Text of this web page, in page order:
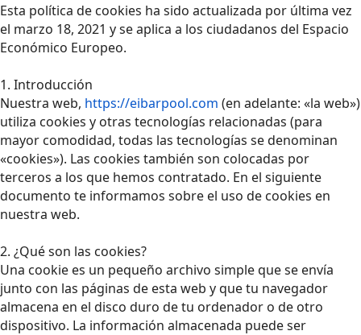
Esta política de cookies ha sido actualizada por última vez
el marzo 18, 2021 y se aplica a los ciudadanos del Espacio
Económico Europeo.
1. Introducción
Nuestra web, https://eibarpool.com (en adelante: «la web»)
utiliza cookies y otras tecnologías relacionadas (para
mayor comodidad, todas las tecnologías se denominan
«cookies»). Las cookies también son colocadas por
terceros a los que hemos contratado. En el siguiente
documento te informamos sobre el uso de cookies en
nuestra web.
2. ¿Qué son las cookies?
Una cookie es un pequeño archivo simple que se envía
junto con las páginas de esta web y que tu navegador
almacena en el disco duro de tu ordenador o de otro
dispositivo. La información almacenada puede ser